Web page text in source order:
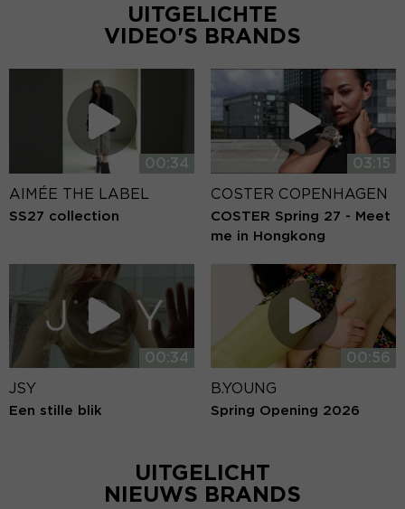
UITGELICHTE
VIDEO'S BRANDS
00:34
AIMÉE THE LABEL
SS27 collection
03:15
COSTER COPENHAGEN
COSTER Spring 27 - Meet
me in Hongkong
00:34
JSY
Een stille blik
00:56
B.YOUNG
Spring Opening 2026
UITGELICHT
NIEUWS BRANDS